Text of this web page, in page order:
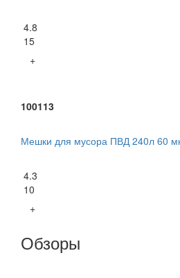
4.8
15
+
100113
Мешки для мусора ПВД 240л 60
4.3
10
+
Обзоры